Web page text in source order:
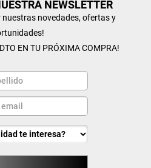
NEWSLETTER
nuestras novedades, ofertas y
EN TU PRÓXIMA COMPRA!